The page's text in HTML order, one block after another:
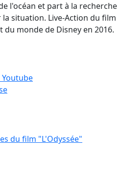
l'océan et part à la recherche
situation. Live-Action du film
du monde de Disney en 2016.
du film "L'Odyssée"